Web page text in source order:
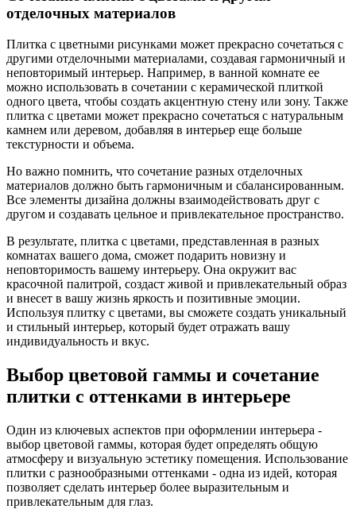
отделочных материалов
Плитка с цветными рисунками может прекрасно сочетаться с
другими отделочными материалами, создавая гармоничный и
неповторимый интерьер. Например, в ванной комнате ее
можно использовать в сочетании с керамической плиткой
одного цвета, чтобы создать акцентную стену или зону. Также
плитка с цветами может прекрасно сочетаться с натуральным
камнем или деревом, добавляя в интерьер еще больше
текстурности и объема.
Но важно помнить, что сочетание разных отделочных
материалов должно быть гармоничным и сбалансированным.
Все элементы дизайна должны взаимодействовать друг с
другом и создавать цельное и привлекательное пространство.
В результате, плитка с цветами, представленная в разных
комнатах вашего дома, сможет подарить новизну и
неповторимость вашему интерьеру. Она окружит вас
красочной палитрой, создаст живой и привлекательный образ
и внесет в вашу жизнь яркость и позитивные эмоции.
Используя плитку с цветами, вы сможете создать уникальный
и стильный интерьер, который будет отражать вашу
индивидуальность и вкус.
Выбор цветовой гаммы и сочетание
плитки с оттенками в интерьере
Один из ключевых аспектов при оформлении интерьера -
выбор цветовой гаммы, которая будет определять общую
атмосферу и визуальную эстетику помещения. Использование
плитки с разнообразными оттенками - одна из идей, которая
позволяет сделать интерьер более выразительным и
привлекательным для глаз.